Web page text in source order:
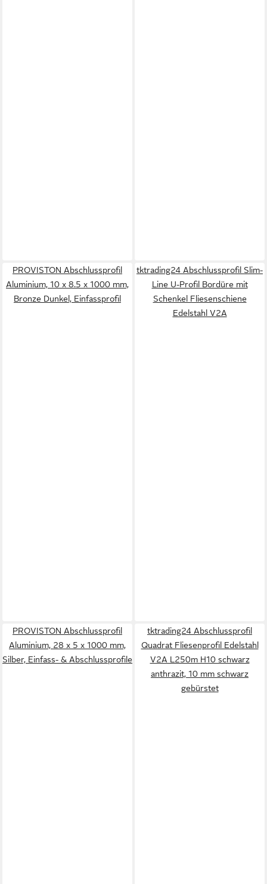
PROVISTON Abschlussprofil
Aluminium, 10 x 8.5 x 1000 mm,
Bronze Dunkel, Einfassprofil
tktrading24 Abschlussprofil Slim-
Line U-Profil Bordüre mit
Schenkel Fliesenschiene
Edelstahl V2A
PROVISTON Abschlussprofil
Aluminium, 28 x 5 x 1000 mm,
Silber, Einfass- & Abschlussprofile
tktrading24 Abschlussprofil
Quadrat Fliesenprofil Edelstahl
V2A L250m H10 schwarz
anthrazit, 10 mm schwarz
gebürstet